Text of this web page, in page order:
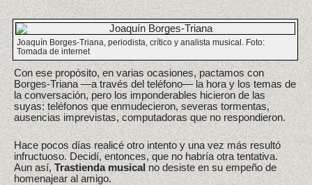
Joaquín Borges-Triana, periodista, crítico y analista musical. Foto:
Tomada de internet
Con ese propósito, en varias ocasiones, pactamos con
Borges-Triana —a través del teléfono— la hora y los temas de
la conversación, pero los imponderables hicieron de las
suyas: teléfonos que enmudecieron, severas tormentas,
ausencias imprevistas, computadoras que no respondieron.
Hace pocos días realicé otro intento y una vez más resultó
infructuoso. Decidí, entonces, que no habría otra tentativa.
Aun así,Trastienda musicalno desiste en su empeño de
homenajear al amigo.